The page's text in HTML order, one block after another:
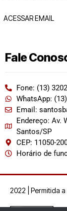
ACESSAR EMAIL
Fale
Fone: (13)
WhatsApp:
Email:
Endereço: Av.
Santos/SP
CEP: 11050-
Horário de
2022 | Permitida